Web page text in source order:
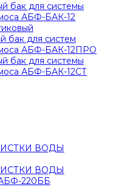
бак для системы
АБФ-БАК-12
бак для систем
АБФ-БАК-12ПРО
бак для системы
АБФ-БАК-12СТ
ВОДЫ
ВОДЫ
220ББ